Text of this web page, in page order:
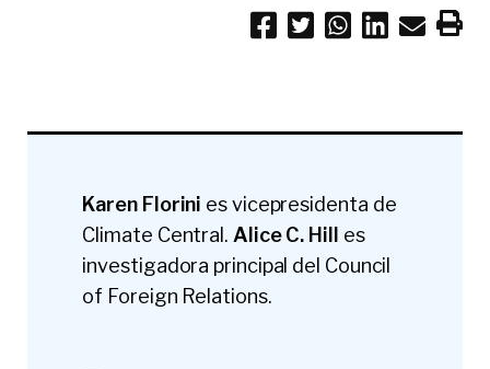
Karen Florini es vicepresidenta de
Climate Central. Alice C. Hill es
investigadora principal del Council
of Foreign Relations.